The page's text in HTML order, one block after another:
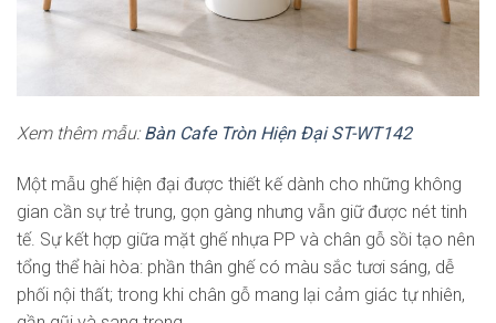
Xem thêm mẫu: Bàn Cafe Tròn Hiện Đại ST-WT142
Một mẫu ghế hiện đại được thiết kế dành cho những không
gian cần sự trẻ trung, gọn gàng nhưng vẫn giữ được nét tinh
tế. Sự kết hợp giữa mặt ghế nhựa PP và chân gỗ sồi tạo nên
tổng thể hài hòa: phần thân ghế có màu sắc tươi sáng, dễ
phối nội thất; trong khi chân gỗ mang lại cảm giác tự nhiên,